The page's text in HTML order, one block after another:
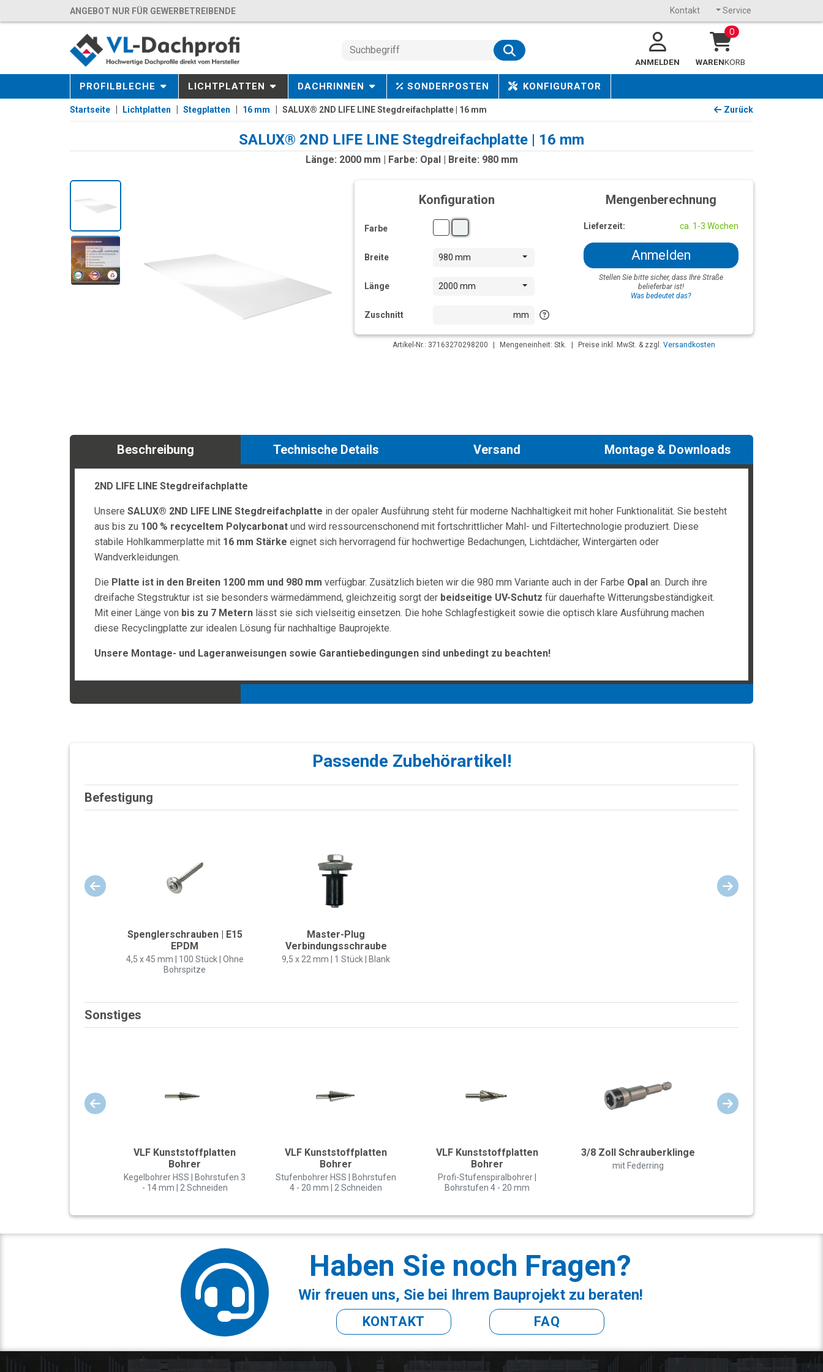
ANGEBOT NUR FÜR GEWERBETREIBENDE Kontakt Service
ANMELDEN
0
WARENKORB
PROFILBLECHE LICHTPLATTEN DACHRINNEN SONDERPOSTEN KONFIGURATOR
Startseite Lichtplatten Stegplatten 16 mm SALUX® 2ND LIFE LINE Stegdreifachplatte | 16 mm Zurück
SALUX® 2ND LIFE LINE Stegdreifachplatte | 16 mm
Länge: 2000 mm | Farbe: Opal | Breite: 980 mm
Konfiguration
Farbe
Breite 980 mm
Länge 2000 mm
Zuschnitt mm
Mengenberechnung
Lieferzeit: ca. 1-3 Wochen
Anmelden
Stellen Sie bitte sicher, dass Ihre Straße
belieferbar ist!
Was bedeutet das?
Artikel-Nr.: 37163270298200 Mengeneinheit: Stk. Preise inkl. MwSt. & zzgl. Versandkosten
Beschreibung Technische Details Versand Montage & Downloads
2ND LIFE LINE Stegdreifachplatte
Unsere SALUX® 2ND LIFE LINE Stegdreifachplatte in der opaler Ausführung steht für moderne Nachhaltigkeit mit hoher Funktionalität. Sie besteht
aus bis zu 100 % recyceltem Polycarbonatund wird ressourcenschonend mit fortschrittlicher Mahl- und Filtertechnologie produziert. Diese
stabile Hohlkammerplatte mit 16 mm Stärke eignet sich hervorragend für hochwertige Bedachungen, Lichtdächer, Wintergärten oder
Wandverkleidungen.
Die Platte ist in den Breiten 1200 mm und 980 mm verfügbar. Zusätzlich bieten wir die 980 mm Variante auch in der Farbe Opalan. Durch ihre
dreifache Stegstruktur ist sie besonders wärmedämmend, gleichzeitig sorgt der beidseitige UV-Schutz für dauerhafte Witterungsbeständigkeit.
Mit einer Länge von bis zu 7 Meternlässt sie sich vielseitig einsetzen. Die hohe Schlagfestigkeit sowie die optisch klare Ausführung machen
diese Recyclingplatte zur idealen Lösung für nachhaltige Bauprojekte.
Unsere Montage- und Lageranweisungen sowie Garantiebedingungen sind unbedingt zu beachten!
Passende Zubehörartikel!
Befestigung
Spenglerschrauben | E15
EPDM
4,5 x 45 mm | 100 Stück | Ohne
Bohrspitze
Master-Plug
Verbindungsschraube
9,5 x 22 mm | 1 Stück | Blank
Sonstiges
VLF Kunststoffplatten
Bohrer
Kegelbohrer HSS | Bohrstufen 3
- 14 mm | 2 Schneiden
VLF Kunststoffplatten
Bohrer
Stufenbohrer HSS | Bohrstufen
4 - 20 mm | 2 Schneiden
VLF Kunststoffplatten
Bohrer
Profi-Stufenspiralbohrer |
Bohrstufen 4 - 20 mm
3/8 Zoll Schrauberklinge
mit Federring
Haben Sie noch Fragen?
Wir freuen uns, Sie bei Ihrem Bauprojekt zu beraten!
KONTAKT FAQ